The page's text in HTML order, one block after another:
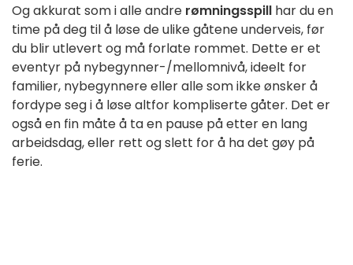
Og akkurat som i alle andre rømningsspill har du en
time på deg til å løse de ulike gåtene underveis, før
du blir utlevert og må forlate rommet. Dette er et
eventyr på nybegynner-/mellomnivå, ideelt for
familier, nybegynnere eller alle som ikke ønsker å
fordype seg i å løse altfor kompliserte gåter. Det er
også en fin måte å ta en pause på etter en lang
arbeidsdag, eller rett og slett for å ha det gøy på
ferie.